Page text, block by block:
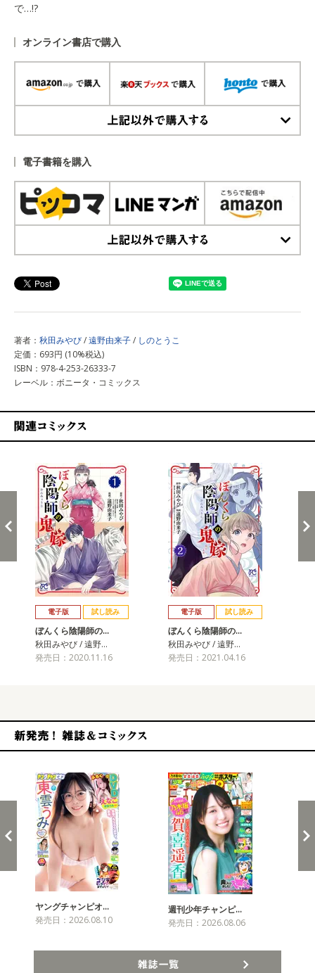
で…!?
オンライン書店で購入
電子書籍を購入
著者： 秋田みやび/遠野由来子/ しのとうこ
定価：693円 (10%税込)
ISBN：978-4-253-26333-7
レーベル：ボニータ・コミックス
電子版 試し読み
ぼんくら陰陽師の…
秋田みやび / 遠野…
発売日：2020.11.16
電子版 試し読み
ぼんくら陰陽師の…
秋田みやび / 遠野…
発売日：2021.04.16
ヤングチャンピオ…
発売日：2026.08.10
週刊少年チャンピ…
発売日：2026.08.06